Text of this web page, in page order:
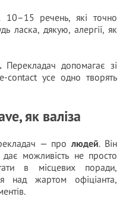
10–15 речень, які точно
ласка, дякую, алергії, як
Перекладач допомагає зі
contact усе одно творять
як валіза
— пролюдей. Він
можливість не просто
в місцевих поради,
над жартом офіціанта,